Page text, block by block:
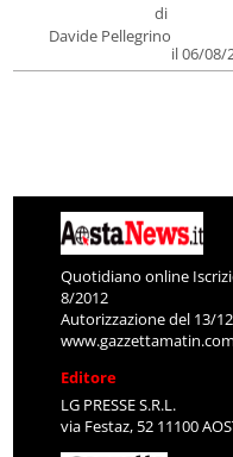
di
Davide Pellegrino
il 06/08/
Quotidiano online
8/2012
Autorizzazione del 13/
www.gazzettamatin.com
Editore
LG PRESSE S.R.L.
via Festaz, 52 11100